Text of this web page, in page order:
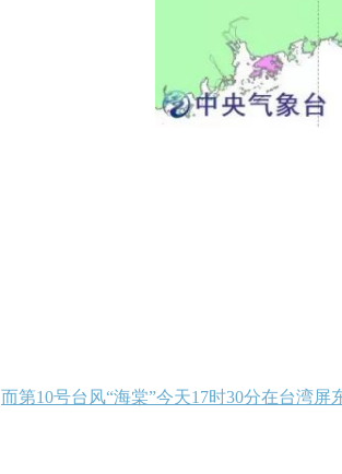
而第10号台风“海棠”今天17时30分在台湾屏